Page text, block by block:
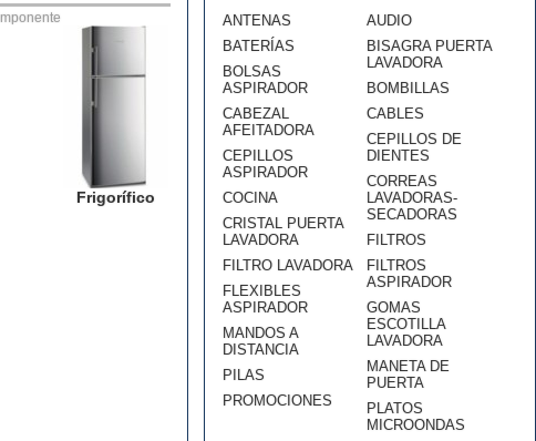
Frigorífico
ANTENAS
BATERÍAS
BOLSAS
ASPIRADOR
CABEZAL
AFEITADORA
CEPILLOS
ASPIRADOR
COCINA
CRISTAL PUERTA
LAVADORA
FILTRO LAVADORA
FLEXIBLES
ASPIRADOR
MANDOS A
DISTANCIA
PILAS
PROMOCIONES
AUDIO
BISAGRA PUERTA
LAVADORA
BOMBILLAS
CABLES
CEPILLOS DE
DIENTES
CORREAS
LAVADORAS-
SECADORAS
FILTROS
FILTROS
ASPIRADOR
GOMAS
ESCOTILLA
LAVADORA
MANETA DE
PUERTA
PLATOS
MICROONDAS